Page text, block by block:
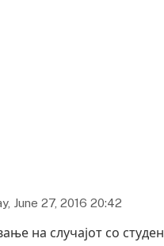
June 27, 2016 20:42
на случајот со